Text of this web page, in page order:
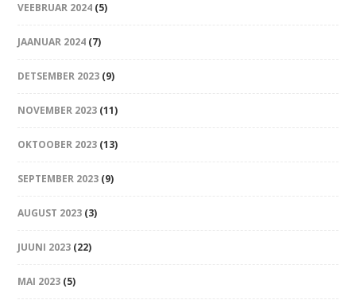
VEEBRUAR 2024 (5)
JAANUAR 2024 (7)
DETSEMBER 2023 (9)
NOVEMBER 2023 (11)
OKTOOBER 2023 (13)
SEPTEMBER 2023 (9)
AUGUST 2023 (3)
JUUNI 2023 (22)
MAI 2023 (5)